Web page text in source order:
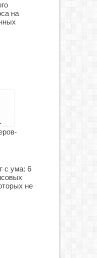
на
с ума: 6
не